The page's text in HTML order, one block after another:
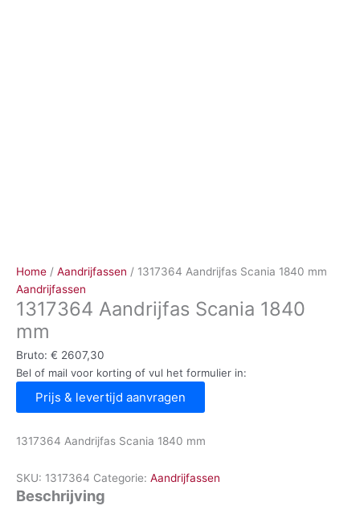
Home / Aandrijfassen / 1317364 Aandrijfas Scania 1840 mm
Aandrijfassen
1317364 Aandrijfas Scania 1840
mm
Bruto: € 2607,30
Bel of mail voor korting of vul het formulier in:
Prijs & levertijd aanvragen
1317364 Aandrijfas Scania 1840 mm
SKU: 1317364 Categorie: Aandrijfassen
Beschrijving